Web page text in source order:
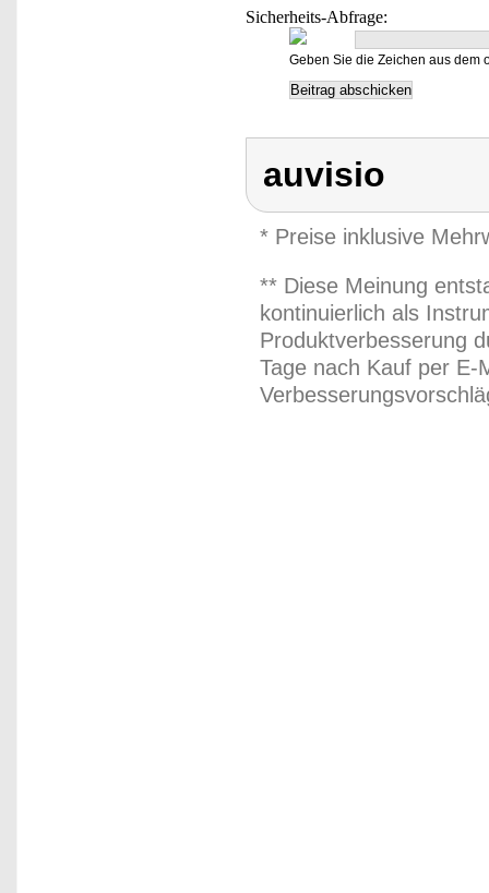
Sicherheits-Abfrage:
Geben Sie die Zeichen aus dem
auvisio
* Preise inklusive
** Diese Meinung
kontinuierlich als
Produktverbesserung
Tage nach Kauf per E-